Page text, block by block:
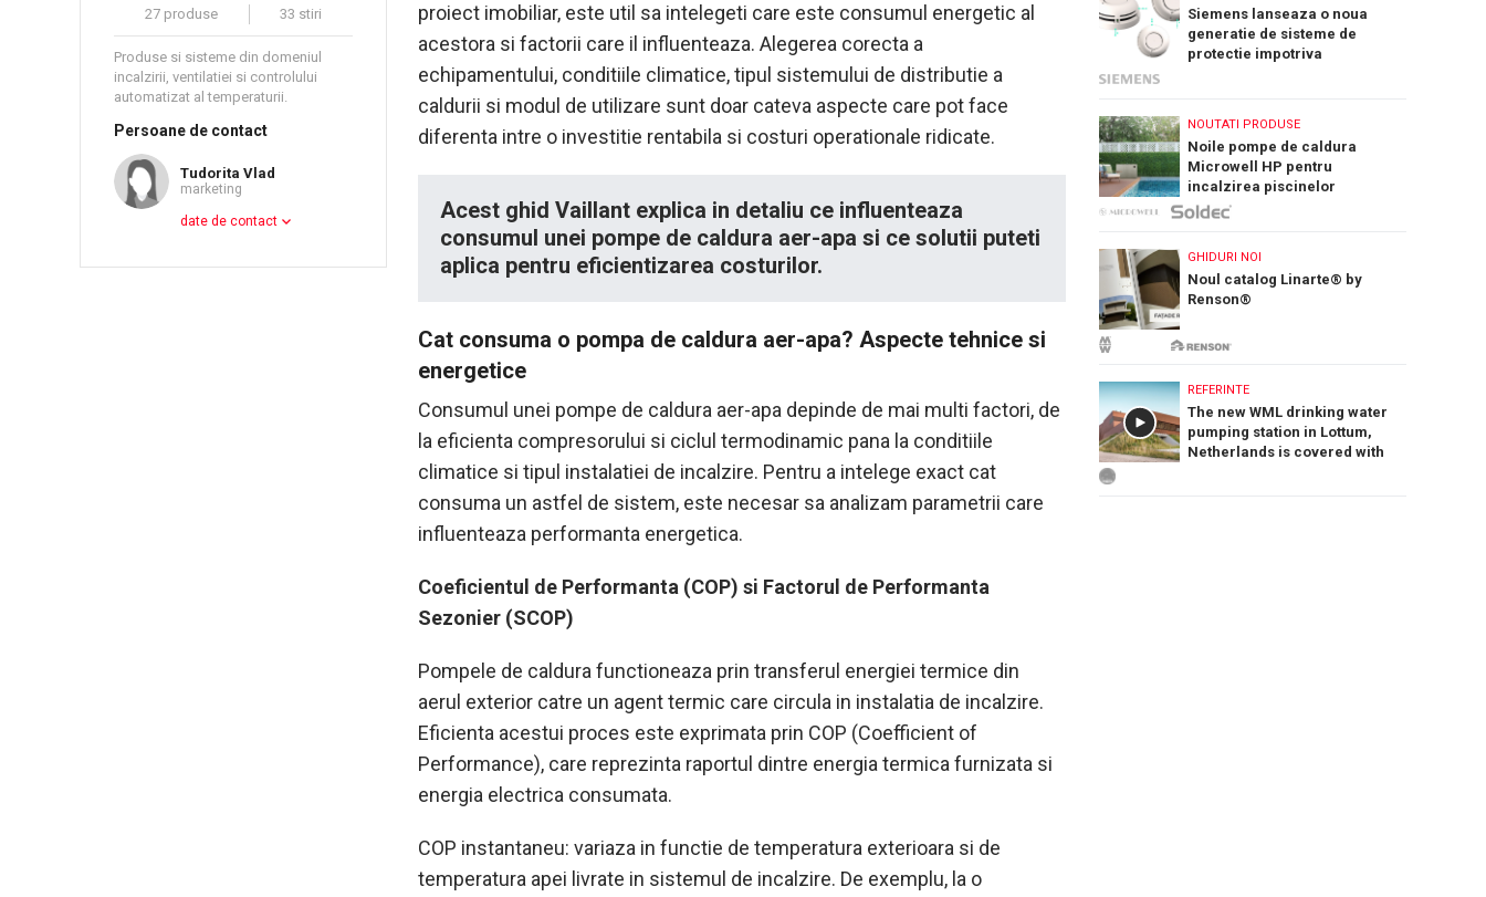
27 produse 33 stiri
Produse si sisteme din domeniul
incalzirii, ventilatiei si controlului
automatizat al temperaturii.
Persoane de contact
Tudorita Vlad
marketing
date de contact
proiect imobiliar, este util sa intelegeti care este consumul energetic al
acestora si factorii care il influenteaza. Alegerea corecta a
echipamentului, conditiile climatice, tipul sistemului de distributie a
caldurii si modul de utilizare sunt doar cateva aspecte care pot face
diferenta intre o investitie rentabila si costuri operationale ridicate.
Acest ghid Vaillant explica in detaliu ce influenteaza
consumul unei pompe de caldura aer-apa si ce solutii puteti
aplica pentru eficientizarea costurilor.
Cat consuma o pompa de caldura aer-apa? Aspecte tehnice si
energetice
Consumul unei pompe de caldura aer-apa depinde de mai multi factori, de
la eficienta compresorului si ciclul termodinamic pana la conditiile
climatice si tipul instalatiei de incalzire. Pentru a intelege exact cat
consuma un astfel de sistem, este necesar sa analizam parametrii care
influenteaza performanta energetica.
Coeficientul de Performanta (COP) si Factorul de Performanta
Sezonier (SCOP)
Pompele de caldura functioneaza prin transferul energiei termice din
aerul exterior catre un agent termic care circula in instalatia de incalzire.
Eficienta acestui proces este exprimata prin COP (Coefficient of
Performance), care reprezinta raportul dintre energia termica furnizata si
energia electrica consumata.
COP instantaneu: variaza in functie de temperatura exterioara si de
temperatura apei livrate in sistemul de incalzire. De exemplu, la o
Siemens lanseaza o noua
generatie de sisteme de
protectie impotriva
NOUTATI PRODUSE
Noile pompe de caldura
Microwell HP pentru
incalzirea piscinelor
GHIDURI NOI
Noul catalog Linarte® by
Renson®
REFERINTE
The new WML drinking water
pumping station in Lottum,
Netherlands is covered with